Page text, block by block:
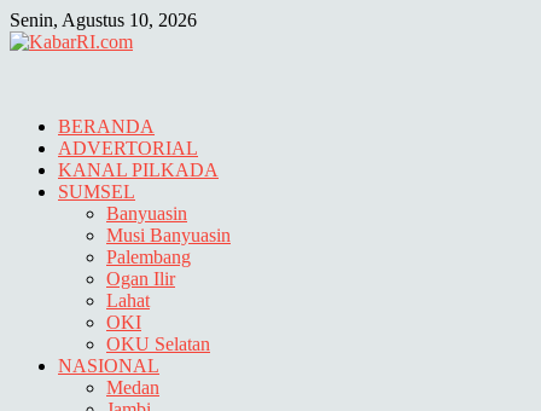
Skip
to
Senin, Agustus 10, 2026
BERANDA
ADVERTORIAL
KANAL PILKADA
SUMSEL
Banyuasin
Musi Banyuasin
Palembang
Ogan Ilir
Lahat
OKI
OKU Selatan
NASIONAL
Medan